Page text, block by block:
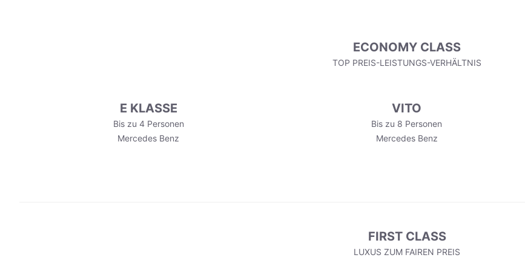
ECONOMY CLASS
TOP PREIS-LEISTUNGS-VERHÄLTNIS
E KLASSE
Bis zu 4 Personen
Mercedes Benz
VITO
Bis zu 8 Personen
Mercedes Benz
FIRST CLASS
LUXUS ZUM FAIREN PREIS